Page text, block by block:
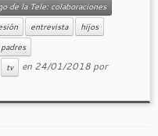
de la Tele: colaboraciones
entrevista
hijos
padres
tv en 24/01/2018 por